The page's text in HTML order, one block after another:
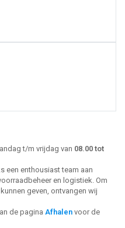
t/m vrijdag van 08.00 tot
een enthousiast team aan
en logistiek. Om
geven, ontvangen wij
de pagina Afhalen voor de